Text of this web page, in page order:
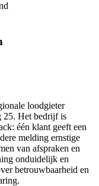
loodgieter
25. Het bedrijf is
één klant geeft een
melding ernstige
van afspraken en
onduidelijk en
betrouwbaarheid en